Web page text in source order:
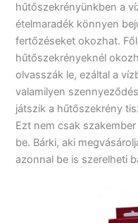
hűtőszekrényünkben a
ételmaradék könnyen
fertőzéseket okozhat.
hűtőszekrényeknél
olvasszák le, ezáltal a
valamilyen
játszik a hűtőszekrény
Ezt nem csak
be. Bárki, aki
azonnal be is szerelheti